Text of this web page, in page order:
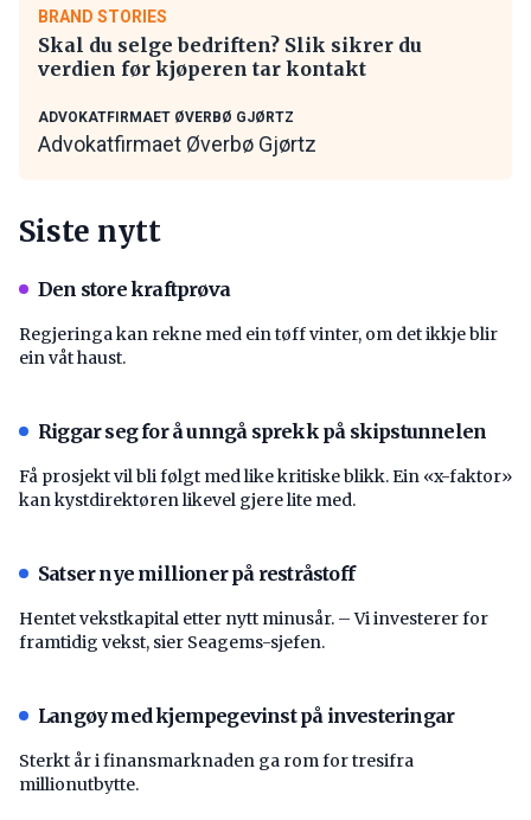
BRAND STORIES
Skal du selge bedriften? Slik sikrer du
verdien før kjøperen tar kontakt
ADVOKATFIRMAET ØVERBØ GJØRTZ
Advokatfirmaet Øverbø Gjørtz
Siste nytt
Den store kraftprøva
Regjeringa kan rekne med ein tøff vinter, om det ikkje blir
ein våt haust.
Riggar seg for å unngå sprekk på skipstunnelen
Få prosjekt vil bli følgt med like kritiske blikk. Ein «x-faktor»
kan kystdirektøren likevel gjere lite med.
Satser nye millioner på restråstoff
Hentet vekstkapital etter nytt minusår. – Vi investerer for
framtidig vekst, sier Seagems-sjefen.
Langøy med kjempegevinst på investeringar
Sterkt år i finansmarknaden ga rom for tresifra
millionutbytte.